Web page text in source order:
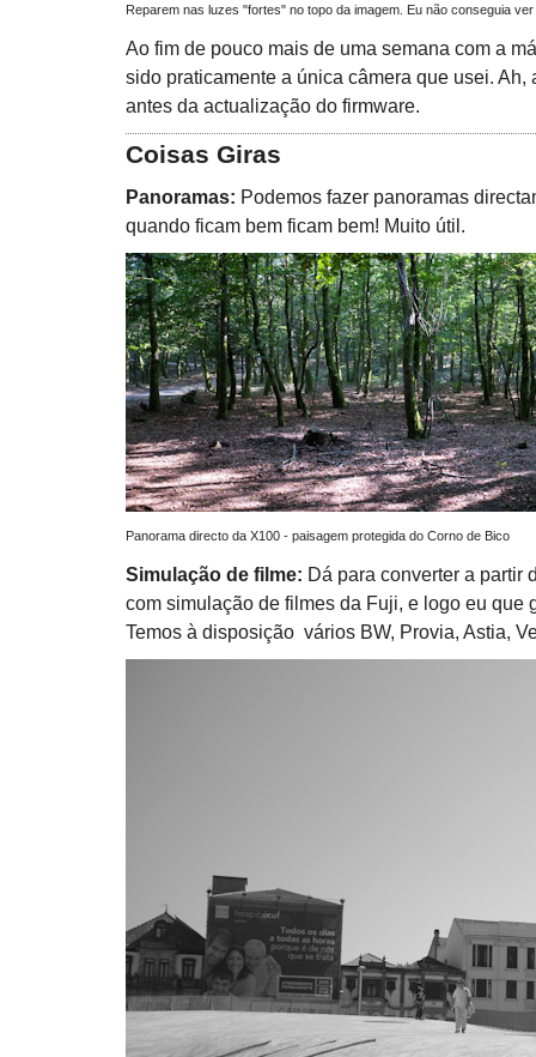
Reparem nas luzes "fortes" no topo da imagem. Eu não conseguia
Ao fim de pouco mais de uma semana com a
sido praticamente a única câmera que usei.
antes da actualização do firmware.
Coisas Giras
Panoramas: Podemos fazer panoramas
quando ficam bem ficam bem! Muito útil.
Panorama directo da X100 - paisagem protegida do Corno de Bico
Simulação de filme: Dá para converter a partir
com simulação de filmes da Fuji, e logo eu que
Temos à disposição vários BW, Provia, Astia,